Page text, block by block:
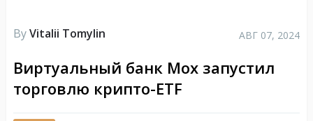
ByVitalii Tomylin АВГ 07, 2024
Виртуальный банк Mox запустил
торговлю крипто-ETF